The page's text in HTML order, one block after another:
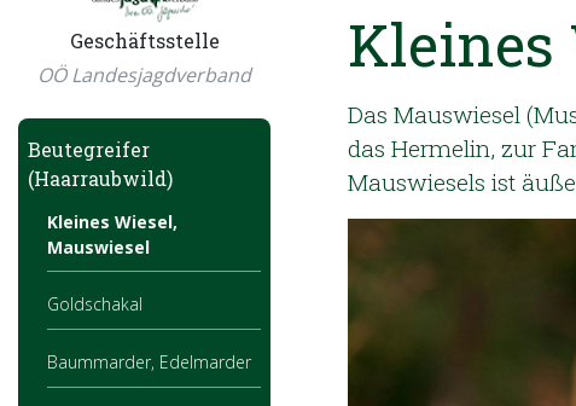
Geschäftsstelle
OÖ Landesjagdverband
Beutegreifer
(Haarraubwild)
Kleines Wiesel,
Mauswiesel
Goldschakal
Baummarder, Edelmarder
Kleines
Das Mauswiesel
das Hermelin, zur
Mauswiesels ist